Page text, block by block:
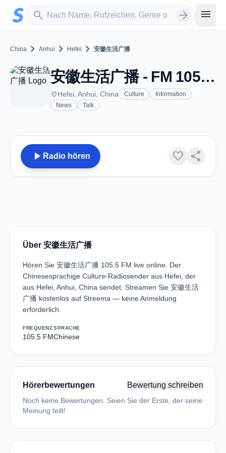
Zum Hauptinhalt springen
search
Sender suchen arrow_forward menu
China chevron_right Anhui chevron_right Hefei chevron_right 安徽生活广播
安徽生活广播 - FM 105.5 - Hefei
placeHefei, Anhui, China Culture
Information
News
Talk
play_arrow Radio hören favorite share
Über 安徽生活广播
Hören Sie 安徽生活广播 105.5 FM live online. Der
Chinesesprachige Culture-Radiosender aus Hefei, der
aus Hefei, Anhui, China sendet. Streamen Sie 安徽生活
广播 kostenlos auf Streema — keine Anmeldung
erforderlich.
FREQUENZ
105.5 FM
SPRACHE
Chinese
Hörerbewertungen Bewertung schreiben
Noch keine Bewertungen. Seien Sie der Erste, der seine
Meinung teilt!